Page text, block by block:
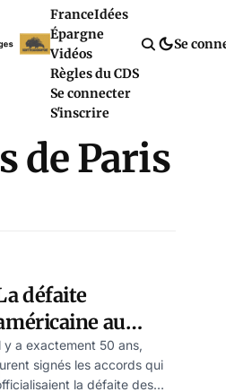
FranceIdées
Épargne
Vidéos
Règles du CDS
Se connecter
S'inscrire
Se
de Paris
défaite
au
est liée à
par
y a exactement 50 ans,
signés les accords qui
la défaite des